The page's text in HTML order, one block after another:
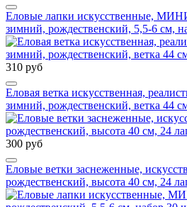
Еловые лапки искусственные,
зимний, рождественский, 5,5-6 см,
310 руб
Еловая ветка искусственная,
зимний, рождественский, ветка 44
300 руб
Еловые ветки заснеженные,
рождественский, высота 40 см, 24